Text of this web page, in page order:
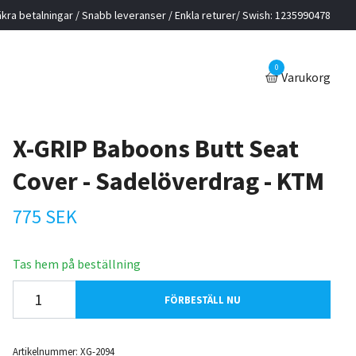
betalningar / Snabb leveranser / Enkla returer/ Swish: 1235990478
0
Varukorg
X-GRIP Baboons Butt Seat
Cover - Sadelöverdrag - KTM
775 SEK
Tas hem på beställning
FÖRBESTÄLL NU
Artikelnummer: XG-2094